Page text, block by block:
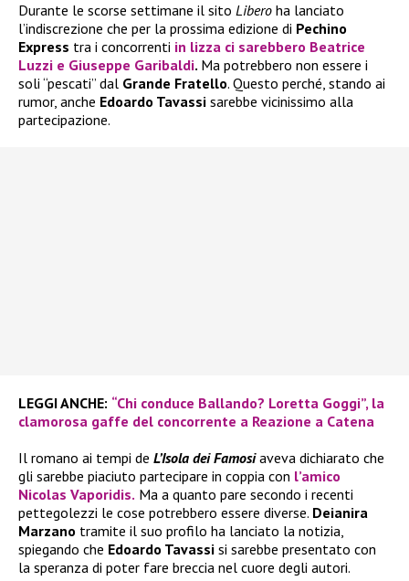
Durante le scorse settimane il sito Libero ha lanciato
l’indiscrezione che per la prossima edizione di Pechino
Express tra i concorrenti in lizza ci sarebbero Beatrice
Luzzi e Giuseppe Garibaldi. Ma potrebbero non essere i
soli “pescati” dal Grande Fratello. Questo perché, stando ai
rumor, anche Edoardo Tavassi sarebbe vicinissimo alla
partecipazione.
LEGGI ANCHE: “Chi conduce Ballando? Loretta Goggi”, la
clamorosa gaffe del concorrente a Reazione a Catena
Il romano ai tempi de L’Isola dei Famosiaveva dichiarato che
gli sarebbe piaciuto partecipare in coppia con l’amico
Nicolas Vaporidis. Ma a quanto pare secondo i recenti
pettegolezzi le cose potrebbero essere diverse. Deianira
Marzano tramite il suo profilo ha lanciato la notizia,
spiegando che Edoardo Tavassi si sarebbe presentato con
la speranza di poter fare breccia nel cuore degli autori.